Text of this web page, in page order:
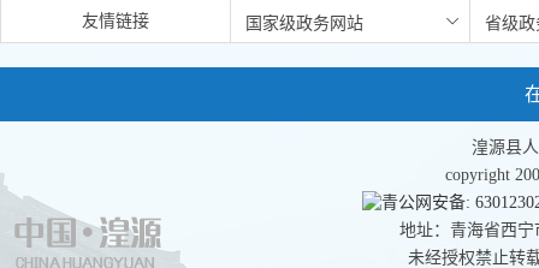
友情链接
湟源县
copyright
青公网安备:
地址：青海省西
未经授权禁止转